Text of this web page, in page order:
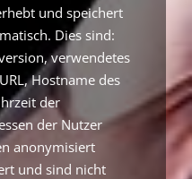
und speichert
Dies sind:
verwendetes
Hostname des
der
der Nutzer
anonymisiert
und sind nicht